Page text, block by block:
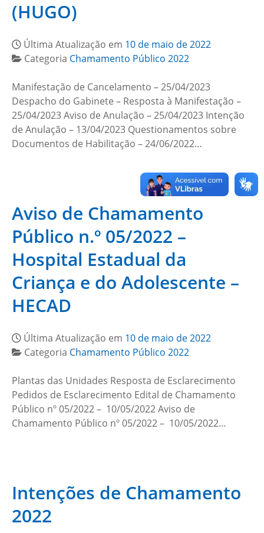
(HUGO)
Última Atualização em 10 de maio de 2022
Categoria Chamamento Público 2022
Manifestação de Cancelamento – 25/04/2023
Despacho do Gabinete – Resposta à Manifestação –
25/04/2023 Aviso de Anulação – 25/04/2023 Intenção
de Anulação – 13/04/2023 Questionamentos sobre
Documentos de Habilitação – 24/06/2022…
Aviso de Chamamento
Público n.º 05/2022 –
Hospital Estadual da
Criança e do Adolescente –
HECAD
Última Atualização em 10 de maio de 2022
Categoria Chamamento Público 2022
Plantas das Unidades Resposta de Esclarecimento
Pedidos de Esclarecimento Edital de Chamamento
Público nº 05/2022 – 10/05/2022 Aviso de
Chamamento Público nº 05/2022 – 10/05/2022…
Intenções de Chamamento
2022